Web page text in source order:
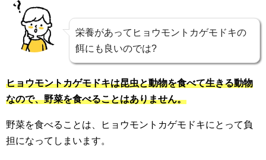
栄養があってヒョウモントカゲモドキの
餌にも良いのでは?
ヒョウモントカゲモドキは昆虫と動物を食べて生きる動物
なので、野菜を食べることはありません。
野菜を食べることは、ヒョウモントカゲモドキにとって負
担になってしまいます。